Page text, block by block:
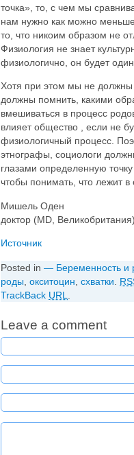
точка», то, с чем мы
нам нужно как можно меньше
то, что никоим образом не
Физиология не знает
физиологично, он будет
Хотя при этом мы не должны
должны помнить, какими
вмешиваться в процесс
влияет общество , если не
физиологичный процесс.
этнографы, социологи
глазами определенную
чтобы понимать, что лежит
Мишель Оден
доктор (MD,
Источник
Posted in — Беременность и
роды окситоцин схватки
TrackBack URL
Leave a comment